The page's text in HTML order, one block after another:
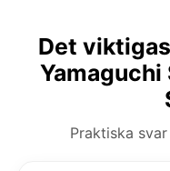
Det
Praktiska